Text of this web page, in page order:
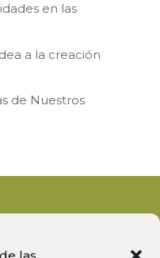
en las
a la creación
de Nuestros